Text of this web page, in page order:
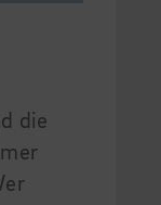
die